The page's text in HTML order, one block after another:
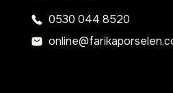
0530 044 8520